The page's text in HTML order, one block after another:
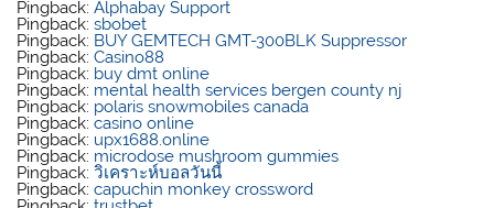
Pingback:Alphabay Support
Pingback:sbobet
Pingback: BUY GEMTECH GMT-300BLK Suppressor
Pingback:Casino88
Pingback: buy dmt online
Pingback: mental health services bergen county nj
Pingback: polaris snowmobiles canada
Pingback:casino online
Pingback: upx1688.online
Pingback: microdose mushroom gummies
Pingback:วิเคราะห์บอลวันนี้
Pingback:capuchin monkey crossword